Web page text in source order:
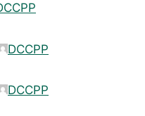
DCCPP
DCCPP